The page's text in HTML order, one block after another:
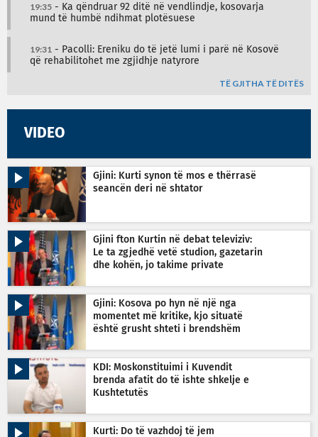
19:35 - Ka qëndruar 92 ditë në vendlindje, kosovarja
mund të humbë ndihmat plotësuese
19:31 - Pacolli: Ereniku do të jetë lumi i parë në Kosovë
që rehabilitohet me zgjidhje natyrore
TË GJITHA TË DITËS
VIDEO
Gjini: Kurti synon të mos e thërrasë
seancën deri në shtator
Gjini fton Kurtin në debat televiziv:
Le ta zgjedhë vetë studion, gazetarin
dhe kohën, jo takime private
Gjini: Kosova po hyn në një nga
momentet më kritike, kjo situatë
është grusht shteti i brendshëm
KDI: Moskonstituimi i Kuvendit
brenda afatit do të ishte shkelje e
Kushtetutës
Kurti: Do të vazhdoj të jem